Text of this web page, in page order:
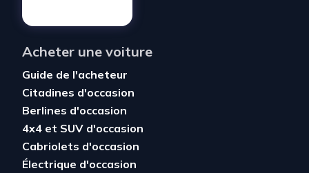
Acheter une voiture
Guide de l'acheteur
Citadines d'occasion
Berlines d'occasion
4x4 et SUV d'occasion
Cabriolets d'occasion
Électrique d'occasion